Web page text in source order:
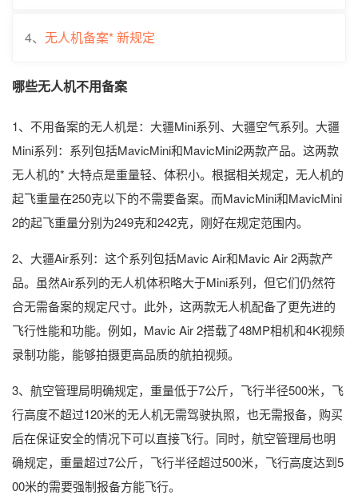
4、 无人机备案* 新规定
哪些无人机不用备案
1、不用备案的无人机是：大疆Mini系列、大疆空气系列。大疆
Mini系列：系列包括MavicMini和MavicMini2两款产品。这两款
无人机的* 大特点是重量轻、体积小。根据相关规定，无人机的
起飞重量在250克以下的不需要备案。而MavicMini和MavicMini
2的起飞重量分别为249克和242克，刚好在规定范围内。
2、大疆Air系列：这个系列包括Mavic Air和Mavic Air 2两款产
品。虽然Air系列的无人机体积略大于Mini系列，但它们仍然符
合无需备案的规定尺寸。此外，这两款无人机配备了更先进的
飞行性能和功能。例如，Mavic Air 2搭载了48MP相机和4K视频
录制功能，能够拍摄更高品质的航拍视频。
3、航空管理局明确规定，重量低于7公斤，飞行半径500米，飞
行高度不超过120米的无人机无需驾驶执照，也无需报备，购买
后在保证安全的情况下可以直接飞行。同时，航空管理局也明
确规定，重量超过7公斤，飞行半径超过500米，飞行高度达到5
00米的需要强制报备方能飞行。